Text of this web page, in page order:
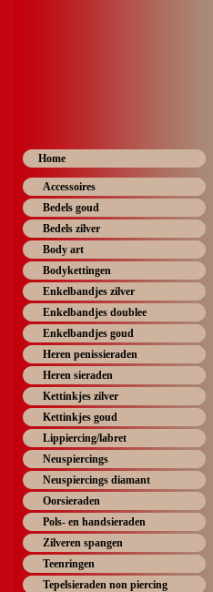
Home
Accessoires
Bedels goud
Bedels zilver
Body art
Bodykettingen
Enkelbandjes zilver
Enkelbandjes doublee
Enkelbandjes goud
Heren penissieraden
Heren sieraden
Kettinkjes zilver
Kettinkjes goud
Lippiercing/labret
Neuspiercings
Neuspiercings diamant
Oorsieraden
Pols- en handsieraden
Zilveren spangen
Teenringen
Tepelsieraden non piercing